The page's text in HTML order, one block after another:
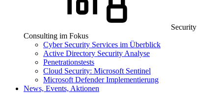
Security
Consulting im Fokus
Cyber Security Services im Überblick
Active Directory Security Analyse
Penetrationstests
Cloud Security: Microsoft Sentinel
Microsoft Defender Implementierung
News, Events, Aktionen